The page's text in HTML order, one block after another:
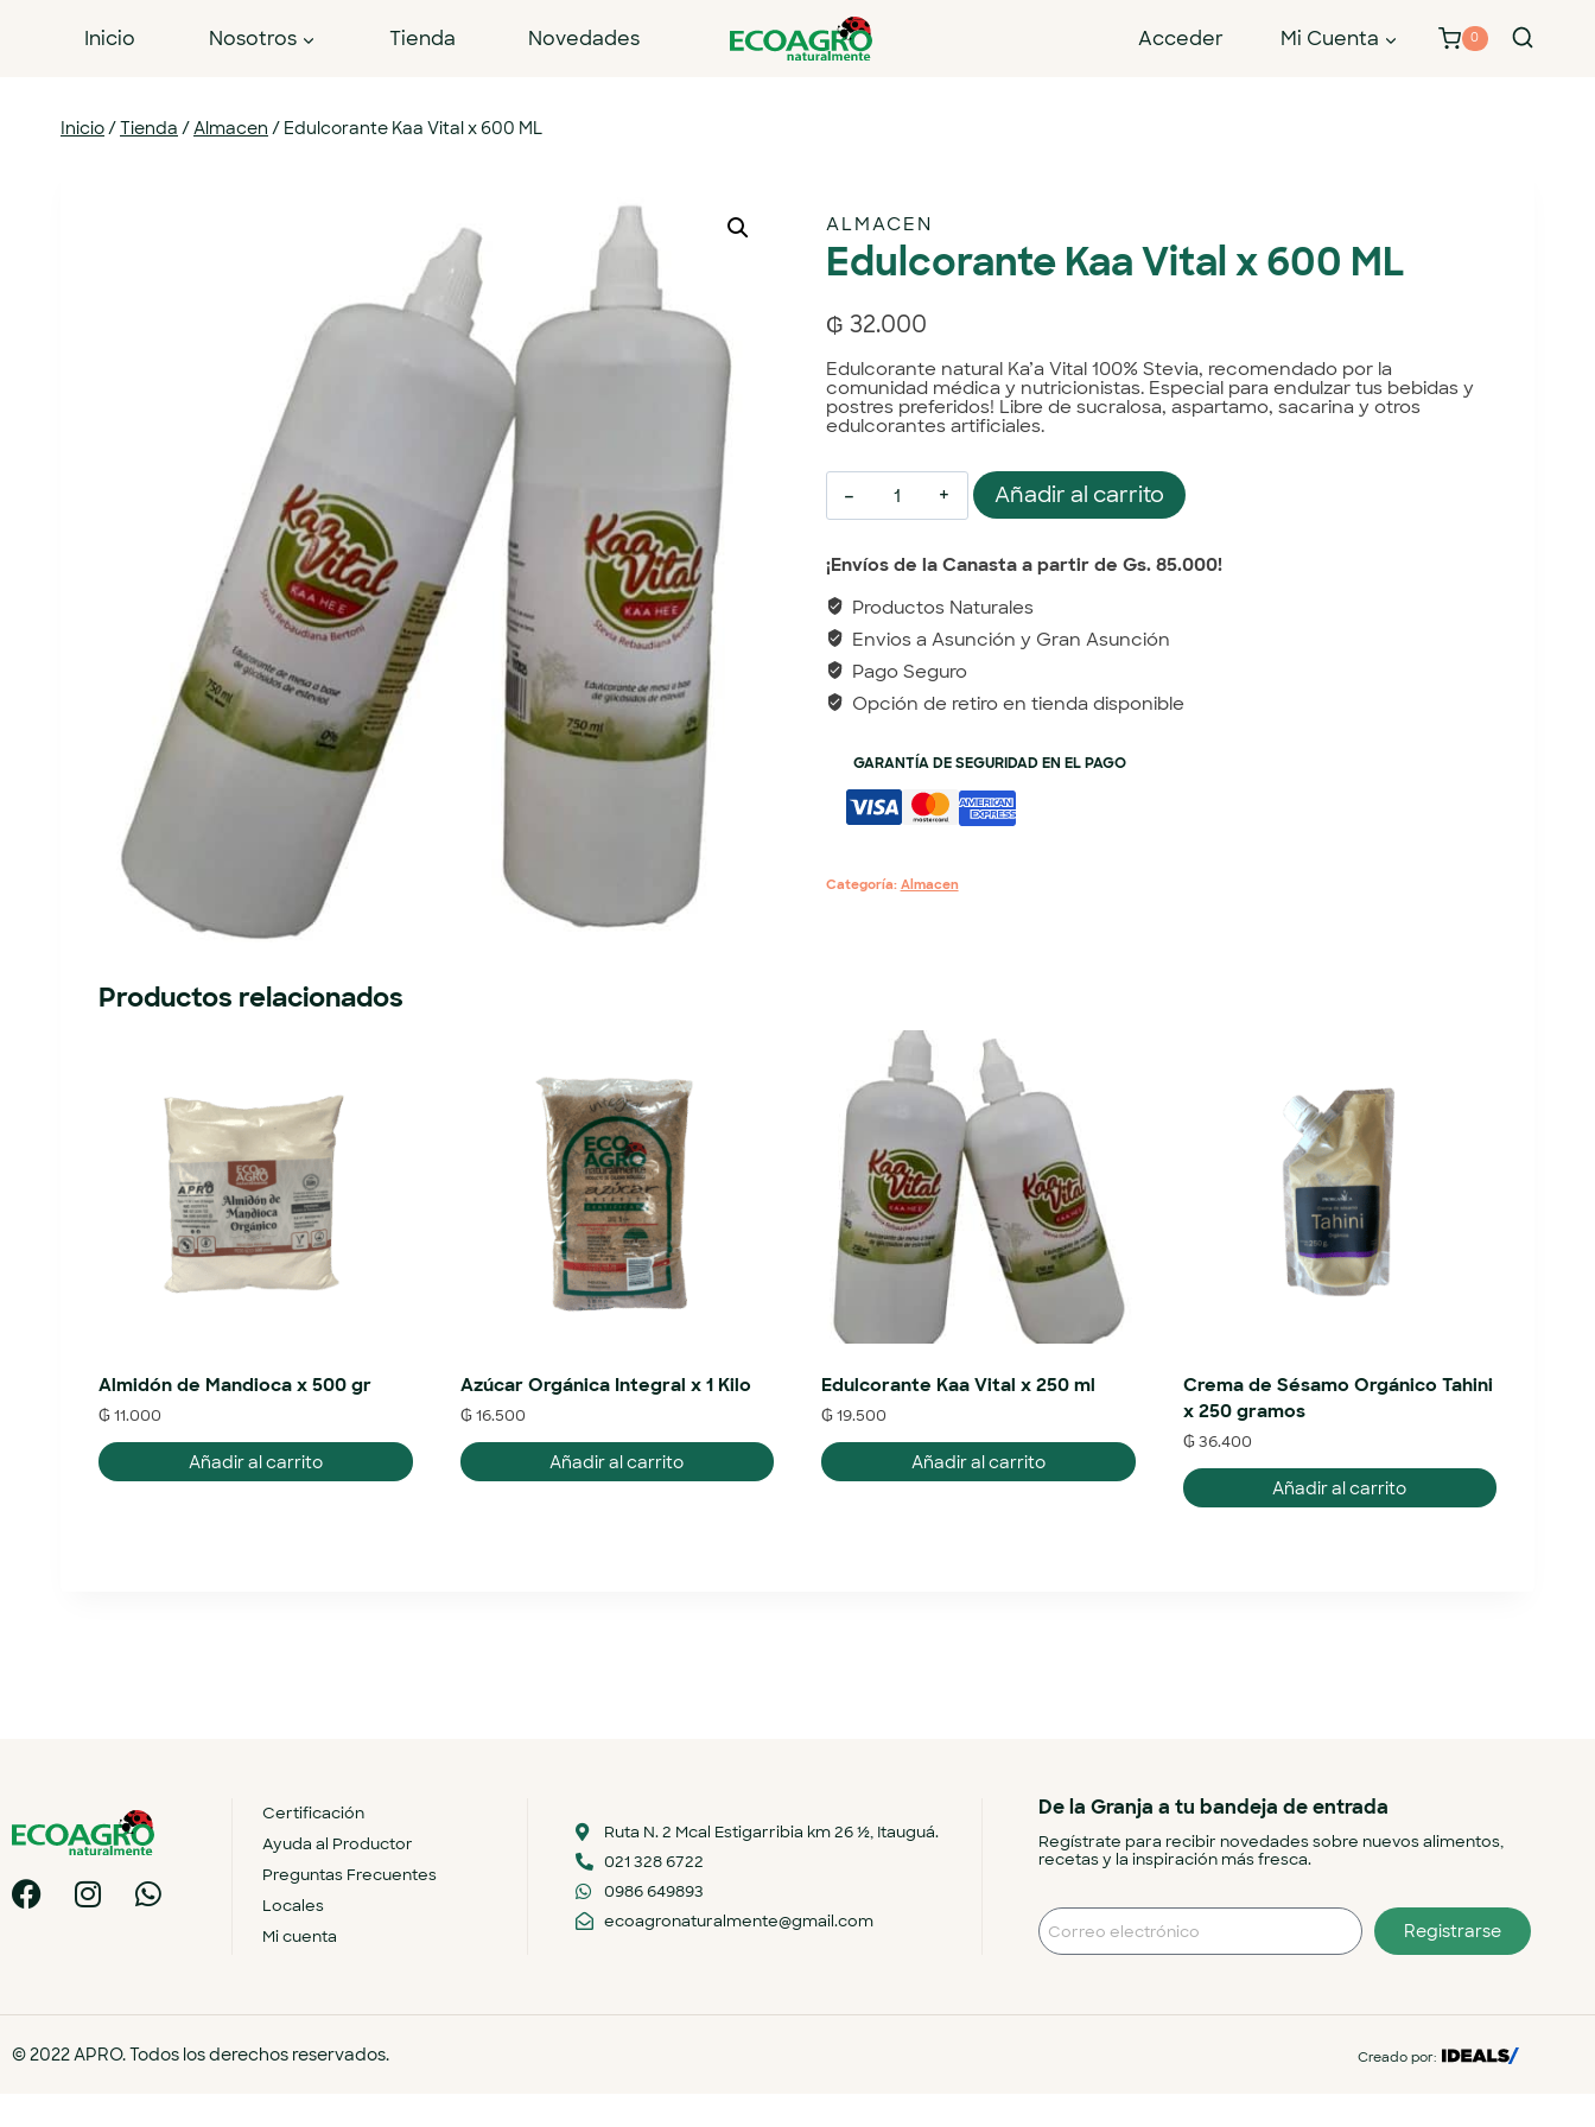
Inicio Nosotros Tienda Novedades Acceder Mi Cuenta 0
Inicio/Tienda /Almacen / Edulcorante Kaa Vital x 600 ML
ALMACEN
Edulcorante Kaa Vital x 600 ML
₲ 32.000
Edulcorante natural Ka’a Vital 100% Stevia, recomendado por la
comunidad médica y nutricionistas. Especial para endulzar tus bebidas y
postres preferidos! Libre de sucralosa, aspartamo, sacarina y otros
edulcorantes artificiales.
Añadir al carrito
¡Envíos de la Canasta a partir de Gs. 85.000!
Productos Naturales
Envios a Asunción y Gran Asunción
Pago Seguro
Opción de retiro en tienda disponible
GARANTÍA DE SEGURIDAD EN EL PAGO
Categoría: Almacen
Productos relacionados
Almidón de Mandioca x 500 gr
₲11.000
Añadir al carrito
Azúcar Orgánica Integral x 1 Kilo
₲16.500
Añadir al carrito
Edulcorante Kaa Vital x 250 ml
₲19.500
Añadir al carrito
Crema de Sésamo Orgánico Tahini
x 250 gramos
₲36.400
Añadir al carrito
Certificación
Ayuda al Productor
Preguntas Frecuentes
Locales
Mi cuenta
Ruta N. 2 Mcal Estigarribia km 26 ½, Itauguá.
021 328 6722
0986 649893
ecoagronaturalmente@gmail.com
De la Granja a tu bandeja de entrada
Regístrate para recibir novedades sobre nuevos alimentos,
recetas y la inspiración más fresca.
Registrarse
© 2022 APRO. Todos los derechos reservados. Creado por: